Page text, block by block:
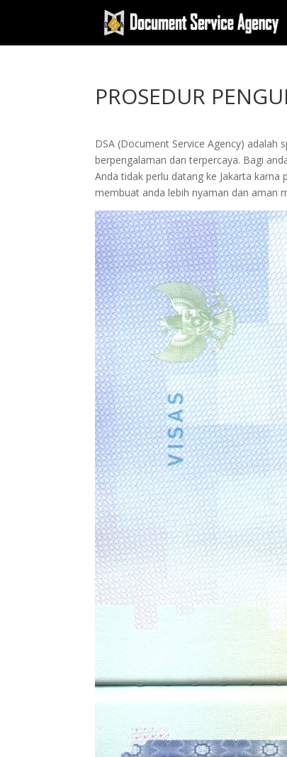
PROSEDUR
DSA (Document Service Agency) adalah
berpengalaman dan terpercaya. Bagi
Anda tidak perlu datang ke Jakarta karna
membuat anda lebih nyaman dan aman